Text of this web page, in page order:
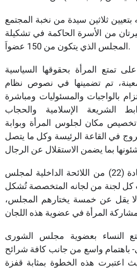
بتعيين ثلاثين سيدة من نخبة المجتمع
من الأسرة الحاكمة في تشكيلة
المجلس الذي يتكون من 150 عضواَ.
تمتع المرأة بحقوقها السياسية
تم تضمينها في نصوص نظام
بالواجبات والمسئوليات ومباشرة
الشريعة الإسلامية والحجاب
مكان لجلوس المرأة وبوابة
في القاعة الرئيسة وكل ما يتصل
كما تم تعديل نص المادة (22) من اللائحة الداخلية لمجلس
لجنة من لجانه المتخصصة تُشكل
يقل عن خمسة يختارهم المجلس،
النساء بعضوية مجلس الشورى
باهتمام واسع من جانب كافة شرائح
اعتبرت هذه الخطوة بمثابة قفزة